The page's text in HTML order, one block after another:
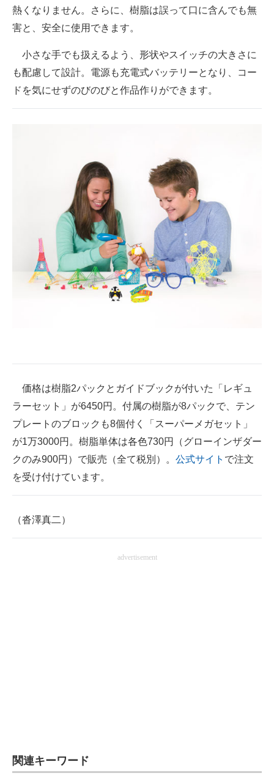
熱くなりません。さらに、樹脂は誤って口に含んでも無
害と、安全に使用できます。
小さな手でも扱えるよう、形状やスイッチの大きさに
も配慮して設計。電源も充電式バッテリーとなり、コー
ドを気にせずのびのびと作品作りができます。
価格は樹脂2パックとガイドブックが付いた「レギュ
ラーセット」が6450円。付属の樹脂が8パックで、テン
プレートのブロックも8個付く「スーパーメガセット」
が1万3000円。樹脂単体は各色730円（グローインザダー
クのみ900円）で販売（全て税別）。 公式サイト で注文
を受け付けています。
（沓澤真二）
advertisement
関連キーワード